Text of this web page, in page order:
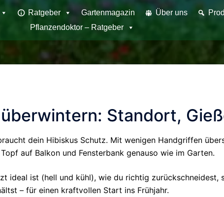
Ratgeber Gartenmagazin Über uns
Pflanzendoktor – Ratgeber
Standort,
dein Hibiskus Schutz. Mit wenigen Handgriffen
auf Balkon und Fensterbank genauso wie im Garten.
ideal ist (hell und kühl), wie du richtig zurückschneidest,
– für einen kraftvollen Start ins Frühjahr.